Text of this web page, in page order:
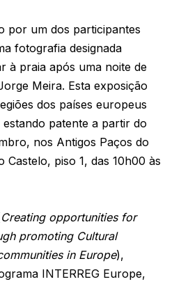
por um dos participantes
fotografia designada
à praia após uma noite de
Meira. Esta exposição
dos países europeus
patente a partir do
nos Antigos Paços do
Castelo, piso 1, das 10h00 às
Creating opportunities for
promoting Cultural
in Europe),
INTERREG Europe,